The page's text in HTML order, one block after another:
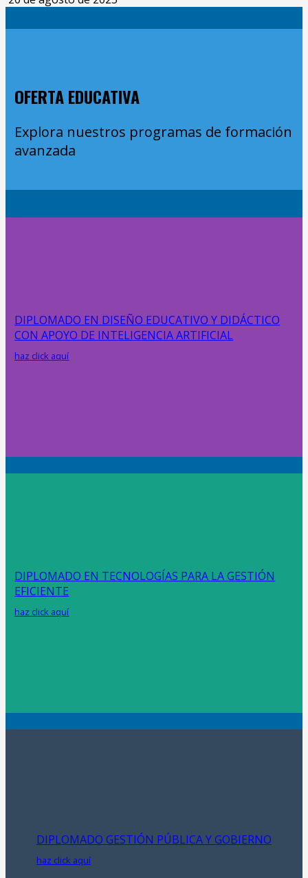
OFERTA EDUCATIVA
Explora nuestros programas de formación
avanzada
DIPLOMADO EN DISEÑO EDUCATIVO Y DIDÁCTICO
CON APOYO DE INTELIGENCIA ARTIFICIAL
haz click aquí
DIPLOMADO EN TECNOLOGÍAS PARA LA GESTIÓN
EFICIENTE
haz click aquí
DIPLOMADO GESTIÓN PÚBLICA Y GOBIERNO
haz click aquí